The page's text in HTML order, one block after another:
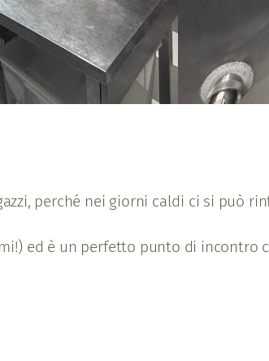
perché nei giorni caldi ci si può
ed è un perfetto punto di incontro